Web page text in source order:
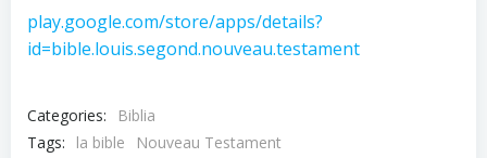
play.google.com/store/apps/details?
id=bible.louis.segond.nouveau.testament
Categories:
Biblia
Tags:
la bible Nouveau Testament